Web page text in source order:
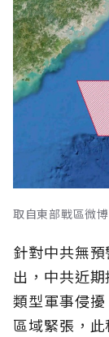
取自東部戰區微博
針對中共無
出，中共近
類型軍事侵
區域緊張，